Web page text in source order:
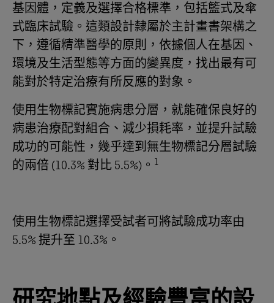
基因體，定義及選擇合格標準，包括籃式及傘
式臨床試驗。這類設計隸屬於主計畫書架構之
下，遵循精準醫學的原則，依據個人在基因、
環境及生活型態等方面的變異度，找出最有可
能對於特定治療有所反應的對象。
使用生物標記實施病患分層，就能確保良好的
病患治療配對組合、減少損耗率，並提升試驗
成功的可能性，幾乎達到無生物標記分層試驗
的兩倍 (10.3% 對比 5.5%)。 1
使用生物標記選擇受試者可將試驗成功率由
5.5% 提升至 10.3%。